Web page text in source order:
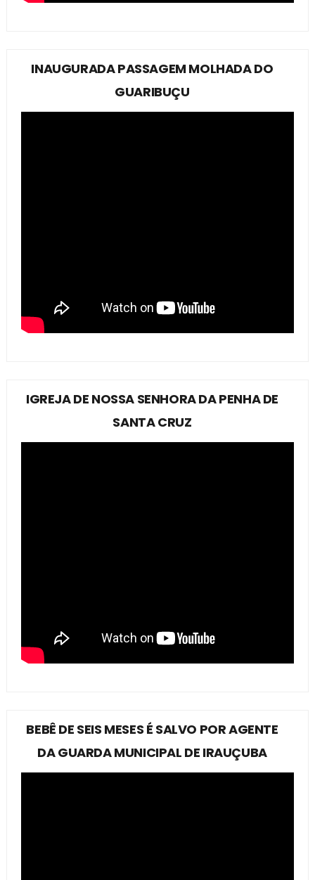
INAUGURADA PASSAGEM MOLHADA DO
GUARIBUÇU
IGREJA DE NOSSA SENHORA DA PENHA DE
SANTA CRUZ
BEBÊ DE SEIS MESES É SALVO POR AGENTE
DA GUARDA MUNICIPAL DE IRAUÇUBA